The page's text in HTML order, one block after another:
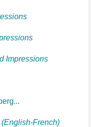
Impressions
(English-French)